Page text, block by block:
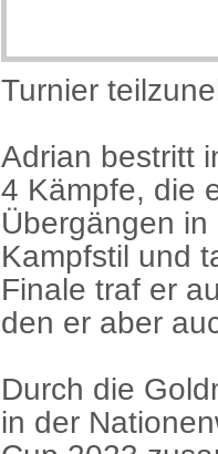
Turnier
Adrian bestritt
4 Kämpfe, die
Übergängen
Kampfstil und
Finale traf er
den er aber
Durch die
in der